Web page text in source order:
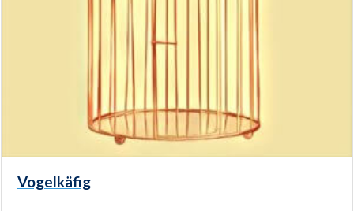
Vogelkäfig